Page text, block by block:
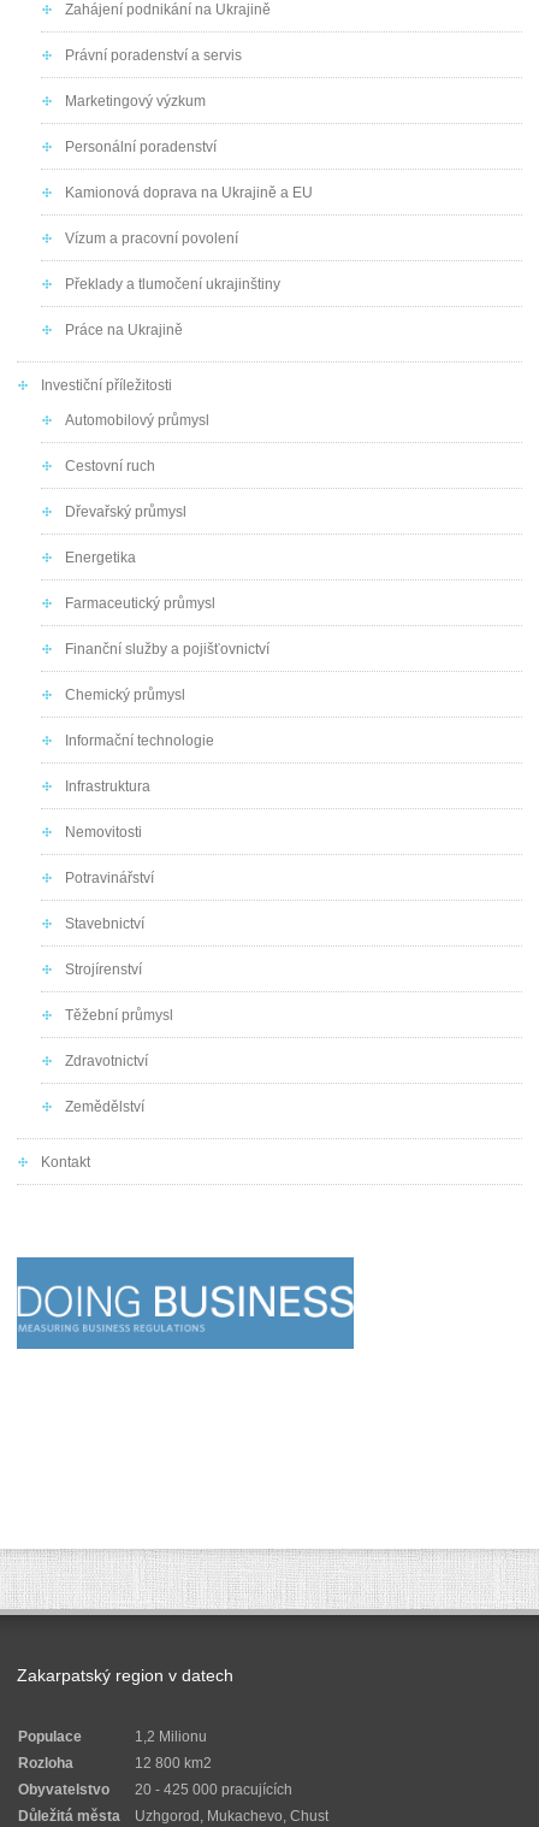
Zahájení podnikání na Ukrajině
Právní poradenství a servis
Marketingový výzkum
Personální poradenství
Kamionová doprava na Ukrajině a EU
Vízum a pracovní povolení
Překlady a tlumočení ukrajinštiny
Práce na Ukrajině
Investiční příležitosti
Automobilový průmysl
Cestovní ruch
Dřevařský průmysl
Energetika
Farmaceutický průmysl
Finanční služby a pojišťovnictví
Chemický průmysl
Informační technologie
Infrastruktura
Nemovitosti
Potravinářství
Stavebnictví
Strojírenství
Těžební průmysl
Zdravotnictví
Zemědělství
Kontakt
Zakarpatský region v datech
Populace
1,2 Milionu
Rozloha
12 800 km2
Obyvatelstvo
20 - 425 000 pracujících
Důležitá města
Uzhgorod, Mukachevo, Chust